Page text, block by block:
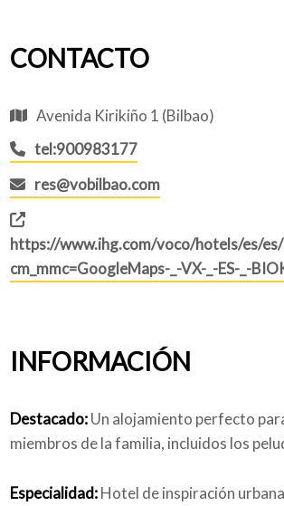
CONTACTO
Avenida Kirikiño 1 (Bilbao)
tel:900983177
res@vobilbao.com
https://www.ihg.com/voco/hotels/es/
cm_mmc=GoogleMaps-_-VX-_-ES-_-
INFORMACIÓN
Destacado:Un alojamiento perfecto
miembros de la familia, incluidos los
Especialidad:Hotel de inspiración